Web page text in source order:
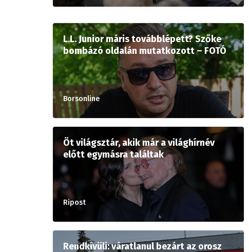
L.L. Junior máris továbblépett? Szőke
bombázó oldalán mutatkozott – FOTÓ
Borsonline
Öt világsztár, akik már a világhírnév
előtt egymásra találtak
Ripost
Rendkívüli: váratlanul bezárt az orosz